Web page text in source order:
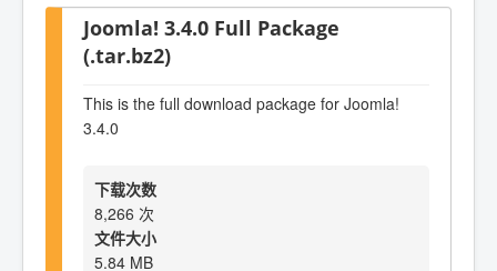
Joomla! 3.4.0 Full Package
(.tar.bz2)
This is the full download package for Joomla!
3.4.0
下载次数
8,266 次
文件大小
5.84 MB